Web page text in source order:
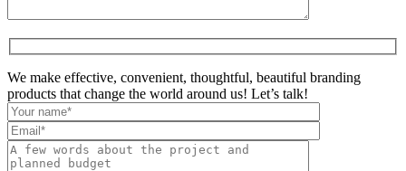
We make effective, convenient, thoughtful, beautiful branding
products that change the world around us! Let’s talk!